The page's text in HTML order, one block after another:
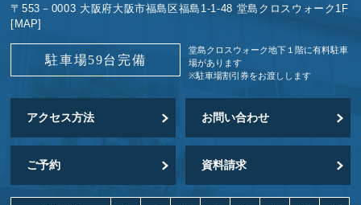
〒553－0003 大阪府大阪市福島区福島1-1-48 堂島クロスウォーク1F
[MAP]
駐車場59台完備
堂島クロスウォーク地下１階に有料駐車
場があります
※駐車場割引券をお渡しします
アクセス方法 お問い合わせ
ご予約 資料請求